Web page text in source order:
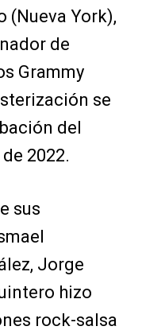
(Nueva York),
de
Grammy
se
del
2022.
sus
Jorge
hizo
rock-salsa